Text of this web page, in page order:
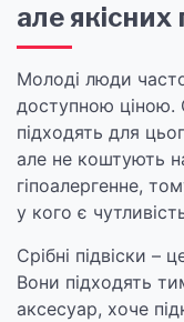
але
Молоді люди
доступною ціною.
підходять для
але не коштують
гіпоалергенне,
у кого є
Срібні підвіски –
Вони підходять
аксесуар, хоче